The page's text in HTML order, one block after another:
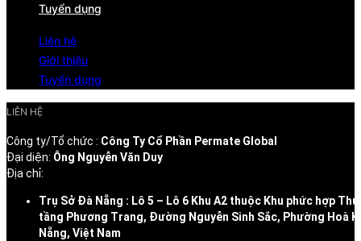
Tuyển dụng
Liên hệ
Giới thiệu
Tuyển dụng
LIÊN HỆ
Công ty/Tổ chức : Công Ty Cổ Phần Permate Global
Đại diện: Ông Nguyễn Văn Duy
Địa chỉ:
Trụ Sở Đà Nẵng : Lô 5 – Lô 6 Khu A2 thuộc Khu phức hợp
tầng Phương Trang, Đường Nguyễn Sinh Sắc, Phường Hoà
Nẵng, Việt Nam